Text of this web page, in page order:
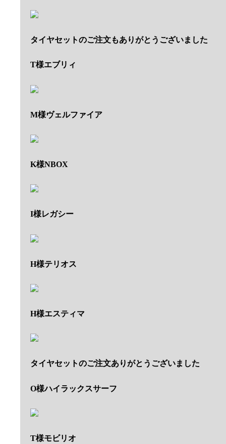
タイヤセットのご注文もありがとうございました
T様エブリィ
M様ヴェルファイア
K様NBOX
I様レガシー
H様テリオス
H様エスティマ
タイヤセットのご注文ありがとうございました
O様ハイラックスサーフ
T様モビリオ